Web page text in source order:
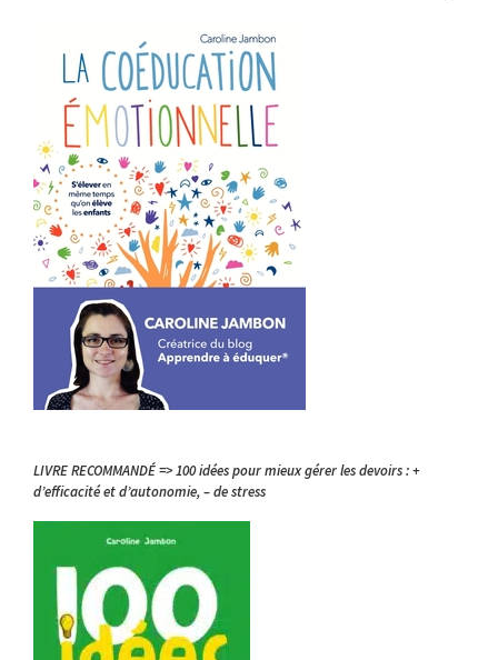
LIVRE RECOMMANDÉ => 100 idées pour mieux gérer les devoirs : +
d’efficacité et d’autonomie, – de stress